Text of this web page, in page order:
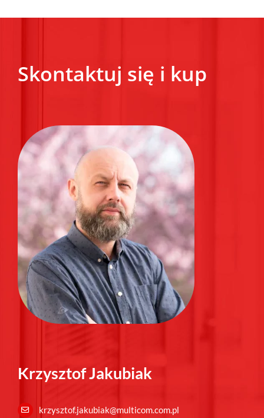
Skontaktuj się i kup
Krzysztof Jakubiak
krzysztof.jakubiak@multicom.com.pl